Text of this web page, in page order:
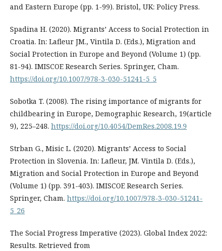
and Eastern Europe (pp. 1-99). Bristol, UK: Policy Press.
Spadina H. (2020). Migrants’ Access to Social Protection in
Croatia. In: Lafleur JM., Vintila D. (Eds.), Migration and
Social Protection in Europe and Beyond (Volume 1) (pp.
81-94). IMISCOE Research Series. Springer, Cham.
https://doi.org/10.1007/978-3-030-51241-5_5
Sobotka T. (2008). The rising importance of migrants for
childbearing in Europe, Demographic Research, 19(article
9), 225–248. https://doi.org/10.4054/DemRes.2008.19.9
Strban G., Misic L. (2020). Migrants’ Access to Social
Protection in Slovenia. In: Lafleur, JM. Vintila D. (Eds.),
Migration and Social Protection in Europe and Beyond
(Volume 1) (pp. 391-403). IMISCOE Research Series.
Springer, Cham. https://doi.org/10.1007/978-3-030-51241-
5_26
The Social Progress Imperative (2023). Global Index 2022:
Results. Retrieved from